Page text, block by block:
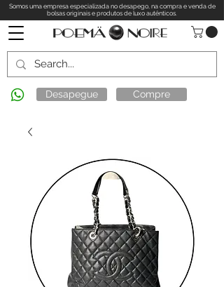
Somos uma empresa especializada no desapego, na compra e venda de
bolsas originais e produtos de luxo autênticos.
Desapegue Compre